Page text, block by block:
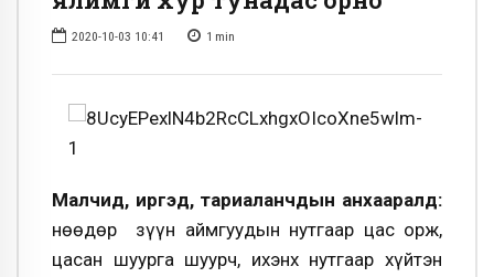
2020-10-03 10:41 1 min
Малч­ид, иргэд, тариаланчдын анхааралд:
Өнөөдөр зүүн аймгуудын нутгаар цас орж,
цасан шуурга шуурч, ихэнх нутгаар хүйтэн